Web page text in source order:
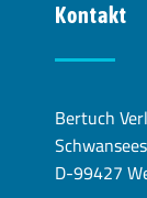
Kontakt
Bertuch
D-99427